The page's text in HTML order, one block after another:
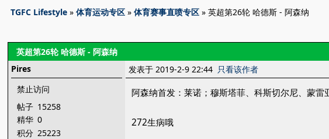
TGFC Lifestyle »体育运动专区 »体育赛事直喷专区 » 英超第26轮 哈德斯 - 阿森纳
英超第26轮 哈德斯 - 阿森纳
Pires
禁止访问
帖子 15258
精华 0
积分 25223
发表于 2019-2-9 22:44 只看该作者
阿森纳首发：莱诺；穆斯塔菲、科斯切尔尼、蒙
272生病哦